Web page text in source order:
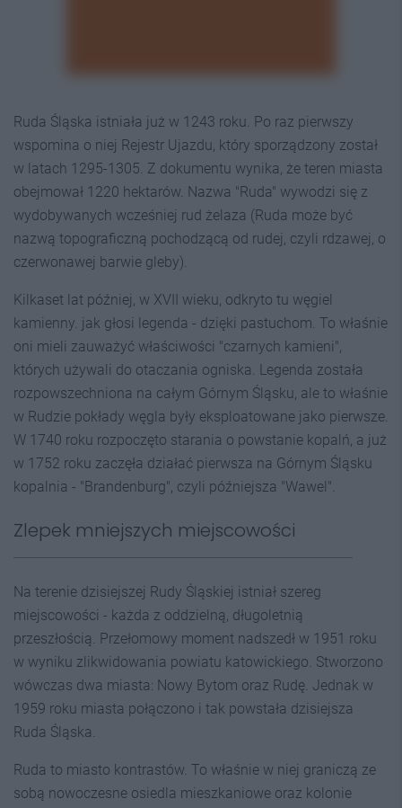
Ruda Śląska istniała już w 1243 roku. Po raz pierwszy
wspomina o niej Rejestr Ujazdu, który sporządzony został
w latach 1295-1305. Z dokumentu wynika, że teren miasta
obejmował 1220 hektarów. Nazwa "Ruda" wywodzi się z
wydobywanych wcześniej rud żelaza (Ruda może być
nazwą topograficzną pochodzącą od rudej, czyli rdzawej, o
czerwonawej barwie gleby).
Kilkaset lat później, w XVII wieku, odkryto tu węgiel
kamienny. jak głosi legenda - dzięki pastuchom. To właśnie
oni mieli zauważyć właściwości "czarnych kamieni",
których używali do otaczania ogniska. Legenda została
rozpowszechniona na całym Górnym Śląsku, ale to właśnie
w Rudzie pokłady węgla były eksploatowane jako pierwsze.
W 1740 roku rozpoczęto starania o powstanie kopalń, a już
w 1752 roku zaczęła działać pierwsza na Górnym Śląsku
kopalnia - "Brandenburg", czyli późniejsza "Wawel".
Zlepek mniejszych miejscowości
Na terenie dzisiejszej Rudy Śląskiej istniał szereg
miejscowości - każda z oddzielną, długoletnią
przeszłością. Przełomowy moment nadszedł w 1951 roku
w wyniku zlikwidowania powiatu katowickiego. Stworzono
wówczas dwa miasta: Nowy Bytom oraz Rudę. Jednak w
1959 roku miasta połączono i tak powstała dzisiejsza
Ruda Śląska.
Ruda to miasto kontrastów. To właśnie w niej graniczą ze
sobą nowoczesne osiedla mieszkaniowe oraz kolonie